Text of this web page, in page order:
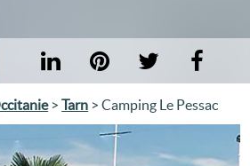
>Tarn > Camping Le Pessac